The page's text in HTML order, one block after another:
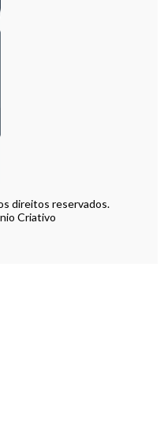
direitos reservados.
Criativo